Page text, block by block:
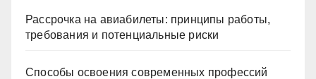
Рассрочка на авиабилеты: принципы работы,
требования и потенциальные риски
Способы освоения современных профессий